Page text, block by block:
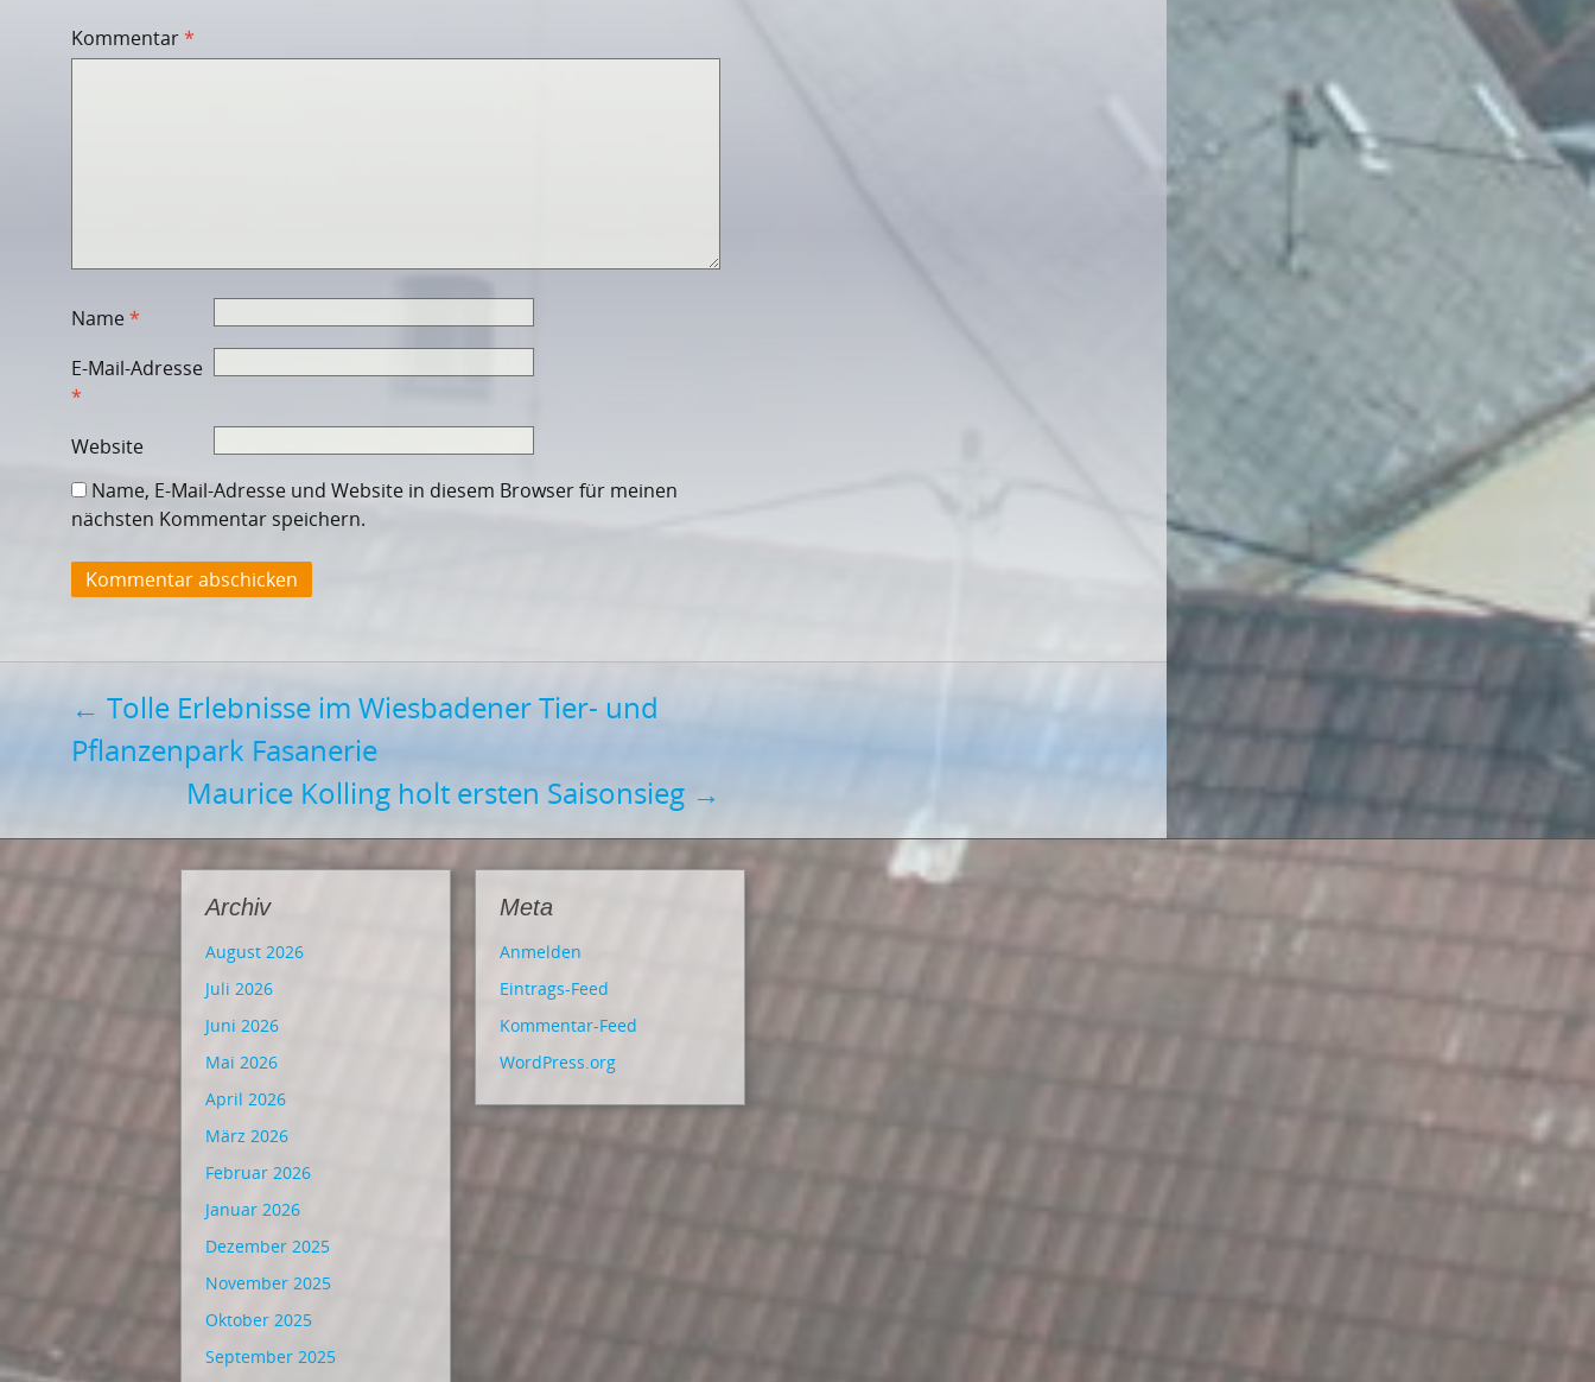
Kommentar*
Name*
E-Mail-Adresse
*
Website
Name, E-Mail-Adresse und Website in diesem Browser für meinen
nächsten Kommentar speichern.
Post
navigation
← Tolle Erlebnisse im Wiesbadener Tier- und
Pflanzenpark Fasanerie
Maurice Kolling holt ersten Saisonsieg →
Archiv
August 2026
Juli 2026
Juni 2026
Mai 2026
April 2026
März 2026
Februar 2026
Januar 2026
Dezember 2025
November 2025
Oktober 2025
September 2025
Meta
Anmelden
Eintrags-Feed
Kommentar-Feed
WordPress.org